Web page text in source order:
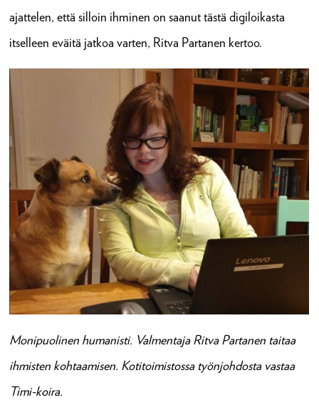
ajattelen, että silloin ihminen on saanut tästä digiloikasta
itselleen eväitä jatkoa varten, Ritva Partanen kertoo.
Monipuolinen humanisti. Valmentaja Ritva Partanen taitaa
ihmisten kohtaamisen. Kotitoimistossa työnjohdosta vastaa
Timi-koira.